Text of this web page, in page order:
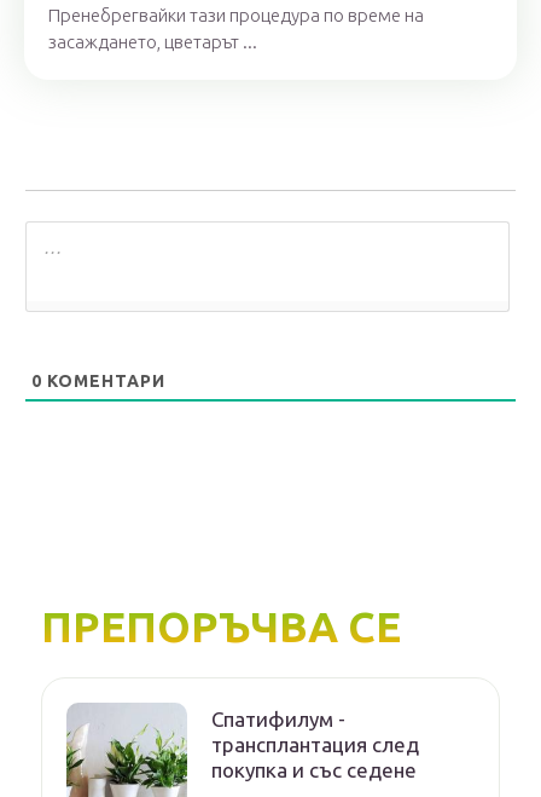
Пренебрегвайки тази процедура по време на
засаждането, цветарът ...
0 КОМЕНТАРИ
ПРЕПОРЪЧВА СЕ
Спатифилум -
трансплантация след
покупка и със седене